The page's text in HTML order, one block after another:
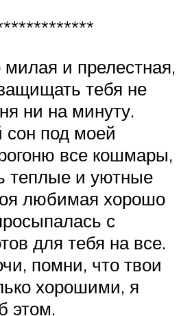
и прелестная,
тебя не
ни на минуту.
сон под моей
все кошмары,
теплые и уютные
любимая хорошо
с
для тебя на все.
помни, что твои
хорошими, я
этом.